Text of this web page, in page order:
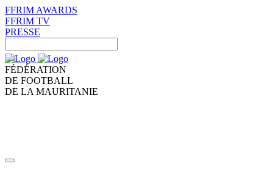
FFRIM AWARDS
FFRIM TV
PRESSE
FÉDÉRATION
DE FOOTBALL
DE LA MAURITANIE